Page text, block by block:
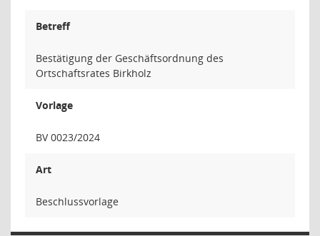
Betreff
Bestätigung der Geschäftsordnung des
Ortschaftsrates Birkholz
Vorlage
BV 0023/2024
Art
Beschlussvorlage